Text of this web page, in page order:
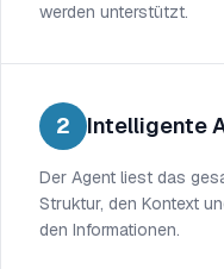
werden unterstützt.
2 Intelligente
Der Agent liest das
Struktur, den Kontext
den Informationen.